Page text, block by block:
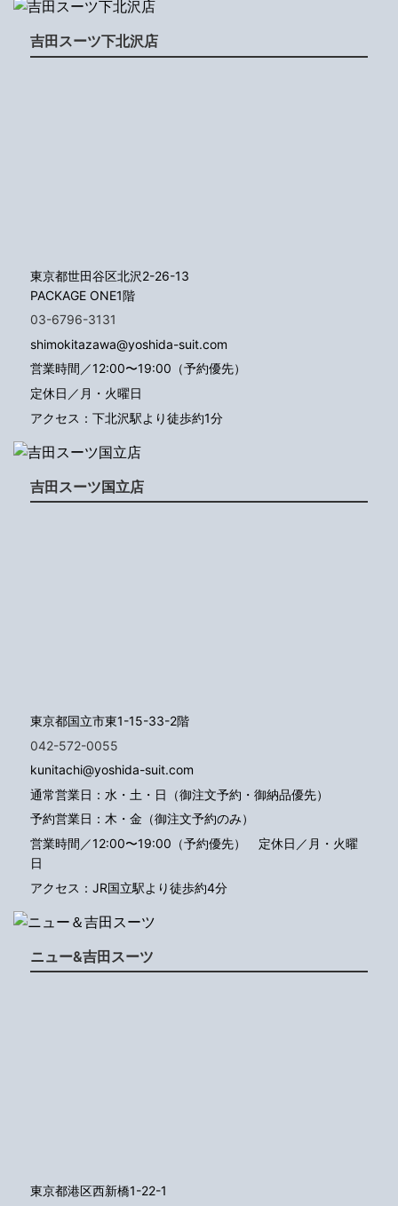
吉田スーツ下北沢店
東京都世田谷区北沢2-26-13
PACKAGE ONE1階
03-6796-3131
shimokitazawa@yoshida-suit.com
営業時間／12:00〜19:00（予約優先）
定休日／月・火曜日
アクセス：下北沢駅より徒歩約1分
吉田スーツ国立店
東京都国立市東1-15-33-2階
042-572-0055
kunitachi@yoshida-suit.com
通常営業日：水・土・日（御注文予約・御納品優先）
予約営業日：木・金（御注文予約のみ）
営業時間／12:00〜19:00（予約優先） 定休日／月・火曜
日
アクセス：JR国立駅より徒歩約4分
ニュー&吉田スーツ
東京都港区西新橋1-22-1